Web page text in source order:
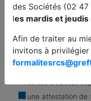
Une copie de la
de la carte
déclaration
et signée en
vérification par le
une attestation de
des Sociétés (02
les mardis et
Afin de traiter au
invitons à